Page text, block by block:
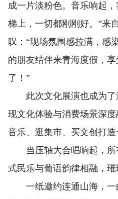
成一片淡粉色。音乐响起
梯上，一切都刚刚好。”来
叹：“现场氛围感拉满，感
的朋友结伴来青海度假，
了！”
此次文化展演也成为了
现文化体验与消费场景深
音乐、逛集市、买文创打造
当压轴大合唱响起，所
式民乐与葡语韵律相融，璀
一纸邀约连通山海，一